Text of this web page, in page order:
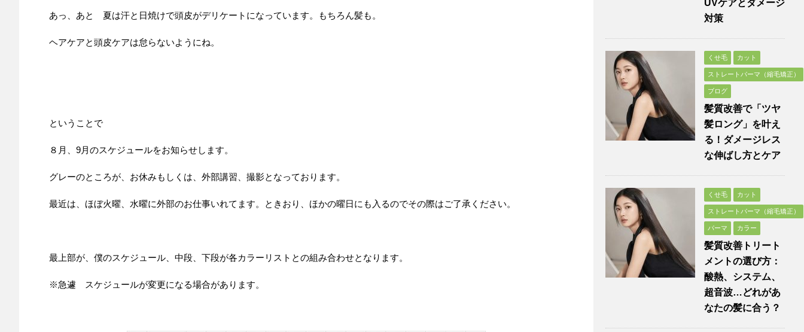
あっ、あと 夏は汗と日焼けで頭皮がデリケートになっています。もちろん髪も。
ヘアケアと頭皮ケアは怠らないようにね。
ということで
８月、9月のスケジュールをお知らせします。
グレーのところが、お休みもしくは、外部講習、撮影となっております。
最近は、ほぼ火曜、水曜に外部のお仕事いれてます。ときおり、ほかの曜日にも入るのでその際はご了承ください。
最上部が、僕のスケジュール、中段、下段が各カラーリストとの組み合わせとなります。
※急遽 スケジュールが変更になる場合があります。
UVケアとダメージ
対策
くせ毛 カット
ストレートパーマ（縮毛矯正）
ブログ
髪質改善で「ツヤ
髪ロング」を叶え
る！ダメージレス
な伸ばし方とケア
くせ毛 カット
ストレートパーマ（縮毛矯正）
パーマ カラー
髪質改善トリート
メントの選び方：
酸熱、システム、
超音波…どれがあ
なたの髪に合う？